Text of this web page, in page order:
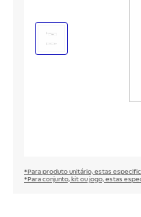
*Para produto unitário, estas
*Para conjunto, kit ou jogo, estas